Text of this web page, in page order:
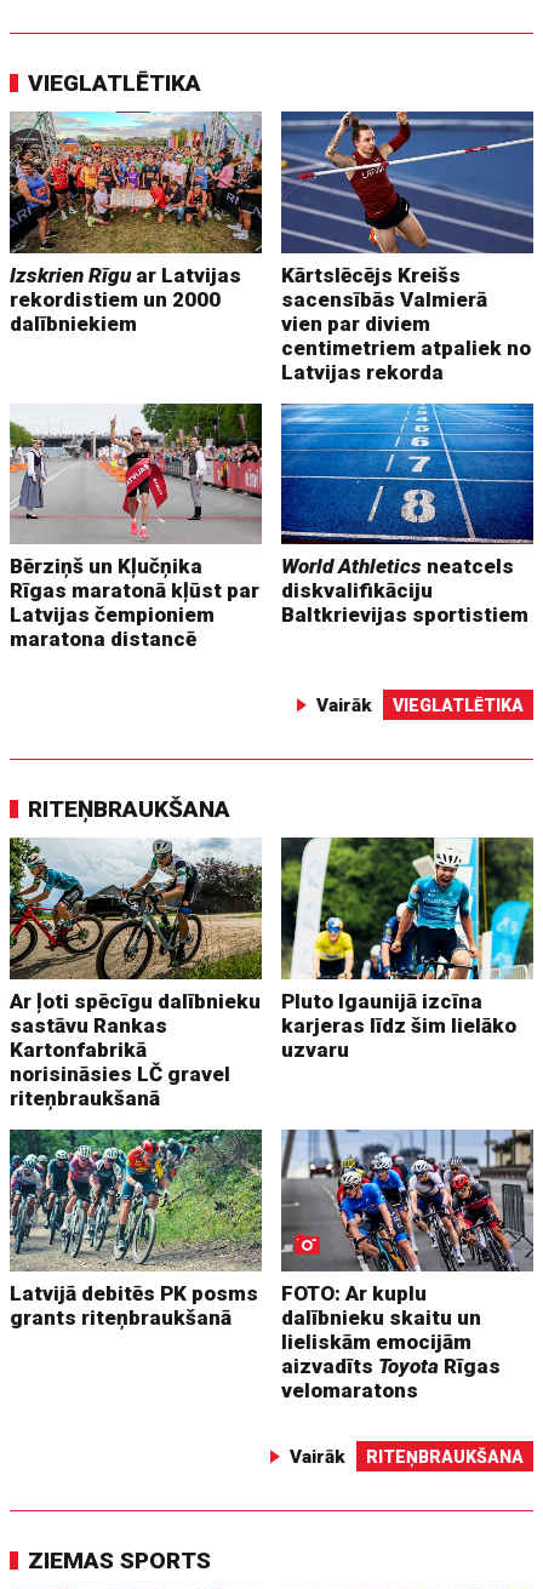
VIEGLATLĒTIKA
Izskrien Rīguar Latvijas
rekordistiem un 2000
dalībniekiem
Kārtslēcējs Kreišs
sacensībās Valmierā
vien par diviem
centimetriem atpaliek no
Latvijas rekorda
Bērziņš un Kļučņika
Rīgas maratonā kļūst par
Latvijas čempioniem
maratona distancē
World Athletics neatcels
diskvalifikāciju
Baltkrievijas sportistiem
Vairāk VIEGLATLĒTIKA
RITEŅBRAUKŠANA
Ar ļoti spēcīgu dalībnieku
sastāvu Rankas
Kartonfabrikā
norisināsies LČ gravel
riteņbraukšanā
Pluto Igaunijā izcīna
karjeras līdz šim lielāko
uzvaru
Latvijā debitēs PK posms
grants riteņbraukšanā
FOTO: Ar kuplu
dalībnieku skaitu un
lieliskām emocijām
aizvadīts Toyota Rīgas
velomaratons
Vairāk RITEŅBRAUKŠANA
ZIEMAS SPORTS